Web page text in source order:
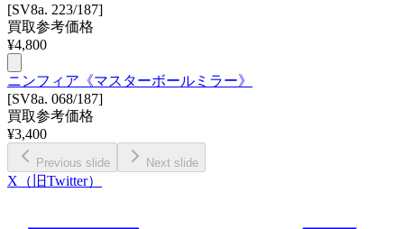
[SV8a. 223/187]
買取参考価格
¥4,800
ニンフィア《マスターボールミラー》
[SV8a. 068/187]
買取参考価格
¥3,400
Previous slide Next slide
X（旧Twitter）